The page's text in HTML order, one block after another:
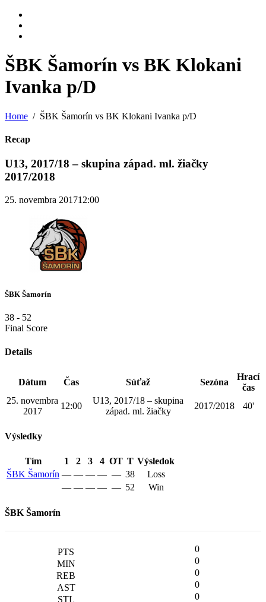
ŠBK Šamorín vs BK Klokani
Ivanka p/D
Home ŠBK Šamorín vs BK Klokani Ivanka p/D
Recap
U13, 2017/18 – skupina západ. ml. žiačky
2017/2018
25. novembra 201712:00
ŠBK Šamorín
38 - 52
Final Score
Details
Dátum Čas Súťaž Sezóna
Hrací
čas
25. novembra
2017
12:00
U13, 2017/18 – skupina
západ. ml. žiačky
2017/2018 40'
Výsledky
Tím 1 2 3 4 OT T Výsledok
ŠBK Šamorín — — — — — 38
Loss
— — — — — 52 Win
ŠBK Šamorín
0
0
0
0
0